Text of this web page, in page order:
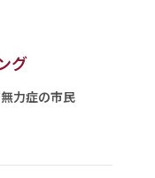
グ
力症の市民